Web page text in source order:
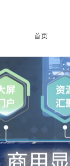
首页